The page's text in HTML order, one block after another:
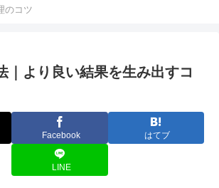
のコツ
｜より良い結果を生み出すコ
Facebook はてブ
LINE